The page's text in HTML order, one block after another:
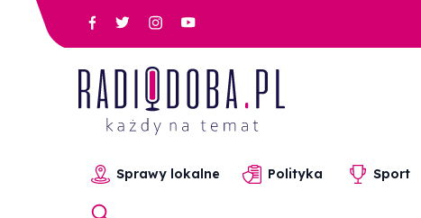
Sprawy lokalne Polityka Sport